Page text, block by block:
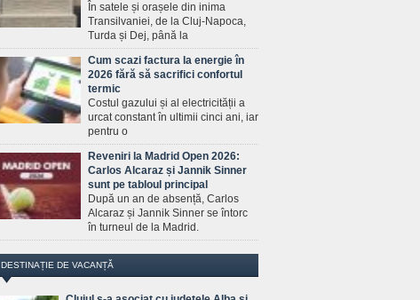
În satele și orașele din inima
Transilvaniei, de la Cluj-Napoca,
Turda și Dej, până la
Cum scazi factura la energie în
2026 fără să sacrifici confortul
termic
Costul gazului și al electricității a
urcat constant în ultimii cinci ani, iar
pentru o
Reveniri la Madrid Open 2026:
Carlos Alcaraz și Jannik Sinner
sunt pe tabloul principal
După un an de absență, Carlos
Alcaraz și Jannik Sinner se întorc
în turneul de la Madrid.
DESTINAȚIE DE VACANȚĂ